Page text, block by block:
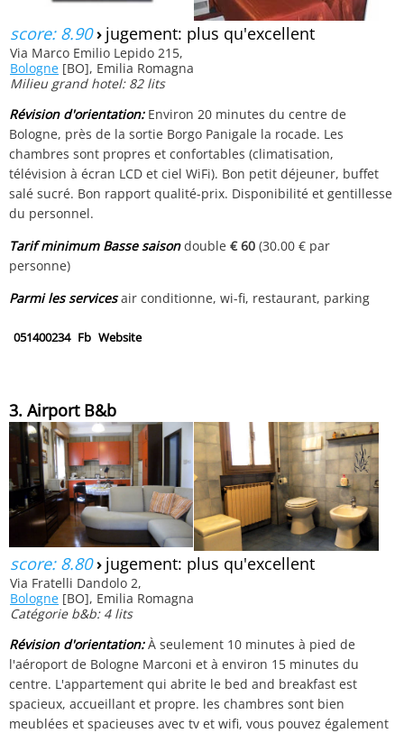
score: 8.90› jugement: plus qu'excellent
Via Marco Emilio Lepido 215,
Bologne [BO], Emilia Romagna
Milieu grand hotel: 82 lits
Révision d'orientation:Environ 20 minutes du centre de
Bologne, près de la sortie Borgo Panigale la rocade. Les
chambres sont propres et confortables (climatisation,
télévision à écran LCD et ciel WiFi). Bon petit déjeuner, buffet
salé sucré. Bon rapport qualité-prix. Disponibilité et gentillesse
du personnel.
Tarif minimum Basse saisondouble€ 60 (30.00 € par
personne)
Parmi les servicesair conditionne, wi-fi, restaurant, parking
051400234 Fb Website
3. Airport B&b
score: 8.80› jugement: plus qu'excellent
Via Fratelli Dandolo 2,
Bologne [BO], Emilia Romagna
Catégorie b&b: 4 lits
Révision d'orientation:À seulement 10 minutes à pied de
l'aéroport de Bologne Marconi et à environ 15 minutes du
centre. L'appartement qui abrite le bed and breakfast est
spacieux, accueillant et propre. les chambres sont bien
meublées et spacieuses avec tv et wifi, vous pouvez également